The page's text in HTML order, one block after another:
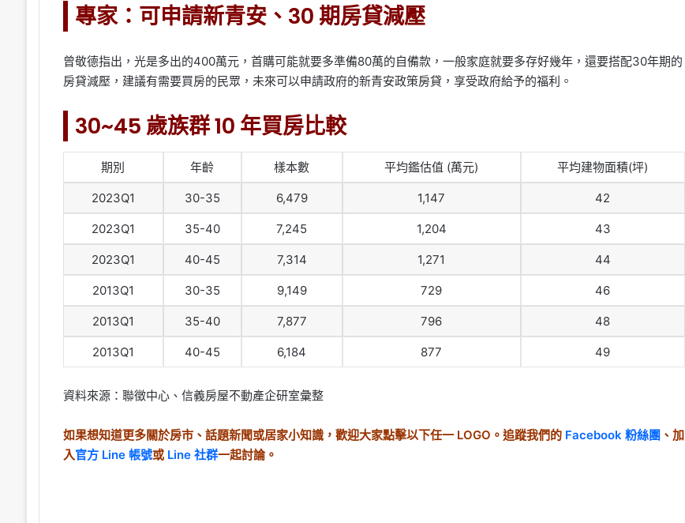
專家：可申請新青安、30 期房貸減壓
曾敬德指出，光是多出的400萬元，首購可能就要多準備80萬的自備款，一般家庭就要多存好幾年，還要搭配30年期的
房貸減壓，建議有需要買房的民眾，未來可以申請政府的新青安政策房貸，享受政府給予的福利。
30~45歲族群 10 年買房比較
期別 年齡 樣本數 平均鑑估值 (萬元) 平均建物面積(坪)
2023Q1 30-35 6,479 1,147 42
2023Q1 35-40 7,245 1,204 43
2023Q1 40-45 7,314 1,271 44
2013Q1 30-35 9,149 729 46
2013Q1 35-40 7,877 796 48
2013Q1 40-45 6,184 877 49
資料來源：聯徵中心、信義房屋不動產企研室彙整
如果想知道更多關於房市、話題新聞或居家小知識，歡迎大家點擊以下任一 LOGO。追蹤我們的Facebook 粉絲團 、加
入官方 Line 帳號或 Line 社群一起討論。